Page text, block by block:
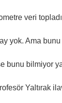
veri
yok. Ama
bunu bilmiyor
Yaltırak